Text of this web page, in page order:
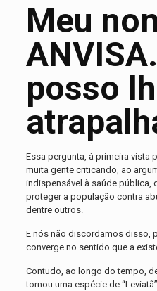
Meu
posso
Essa pergunta, à primeira vista
muita gente criticando, ao
indispensável à saúde pública,
proteger a população contra
dentre outros.
E nós não discordamos disso,
converge no sentido que a
Contudo, ao longo do tempo,
tornou uma espécie de